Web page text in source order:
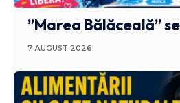
”Marea Bălăceală”
7 AUGUST 2026